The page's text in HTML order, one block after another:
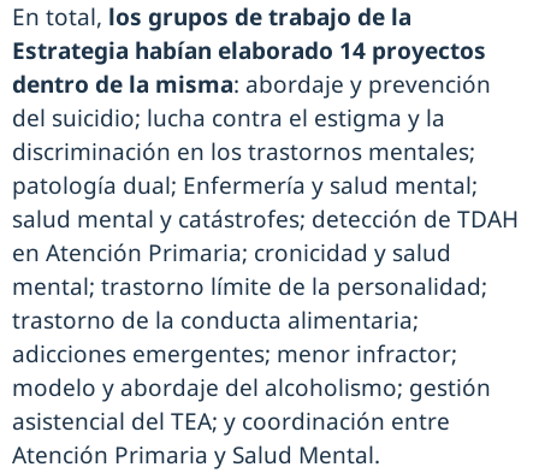
En total, los grupos de trabajo de la
Estrategia habían elaborado 14 proyectos
dentro de la misma: abordaje y prevención
del suicidio; lucha contra el estigma y la
discriminación en los trastornos mentales;
patología dual; Enfermería y salud mental;
salud mental y catástrofes; detección de TDAH
en Atención Primaria; cronicidad y salud
mental; trastorno límite de la personalidad;
trastorno de la conducta alimentaria;
adicciones emergentes; menor infractor;
modelo y abordaje del alcoholismo; gestión
asistencial del TEA; y coordinación entre
Atención Primaria y Salud Mental.